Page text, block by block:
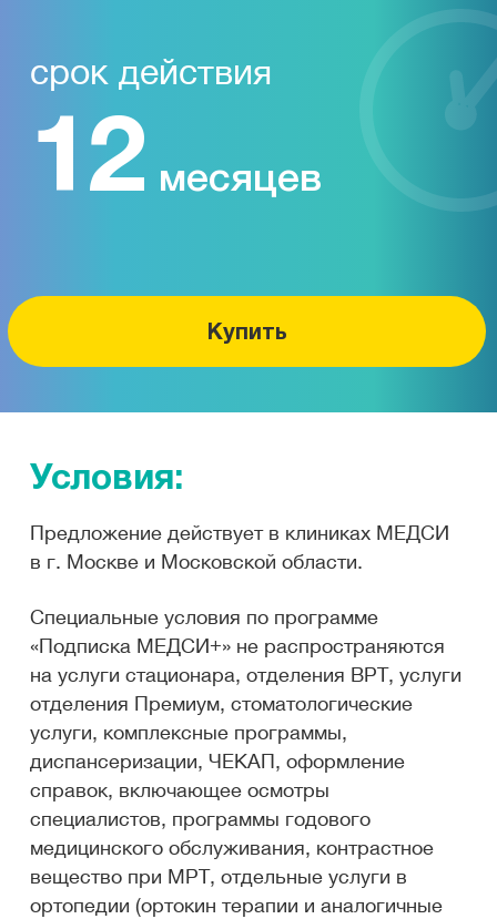
срок действия
12 месяцев
Купить
Условия:
Предложение действует в клиниках МЕДСИ
в г. Москве и Московской области.
Специальные условия по программе
«Подписка МЕДСИ+» не распространяются
на услуги стационара, отделения ВРТ, услуги
отделения Премиум, стоматологические
услуги, комплексные программы,
диспансеризации, ЧЕКАП, оформление
справок, включающее осмотры
специалистов, программы годового
медицинского обслуживания, контрастное
вещество при МРТ, отдельные услуги в
ортопедии (ортокин терапии и аналогичные